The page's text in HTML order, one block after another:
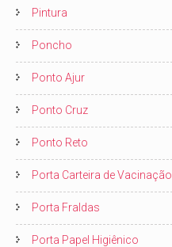
Pintura
Poncho
Ponto Ajur
Ponto Cruz
Ponto Reto
Porta Carteira de Vacinação
Porta Fraldas
Porta Papel Higiênico